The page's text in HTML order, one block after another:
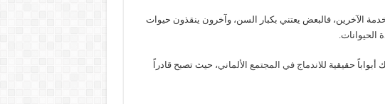
مليون شخص وقتهم لخدمة الآخرين، فالبعض يعتني بكبار السن، وآخرون ينقذون حيوات
حقيقية للاندماج في المجتمع الألماني، حيث تصبح قادراً